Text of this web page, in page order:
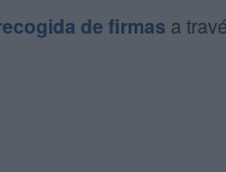
de firmas a